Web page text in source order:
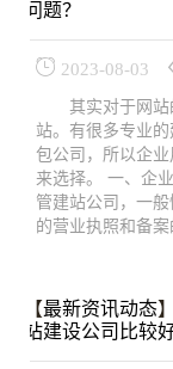
问题？
2023-08-03
其实对于网
站。有很多专业
包公司，所以企
来选择。 一、企
管建站公司，一
的营业执照和备
【最新资讯动态】
站建设公司比较